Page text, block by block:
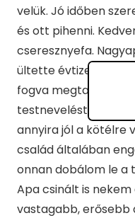
velük. Jó időben
és ott pihenni.
cseresznyefa.
ültette évtizedekkel
fogva megtanultam
testneveléstanárunk
annyira jól a kötélre
család általában
onnan dobálom le a
Apa csinált is
vastagabb, erősebb